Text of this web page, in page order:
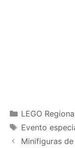
Categories
LEGO
Tags
Evento
Minifiguras